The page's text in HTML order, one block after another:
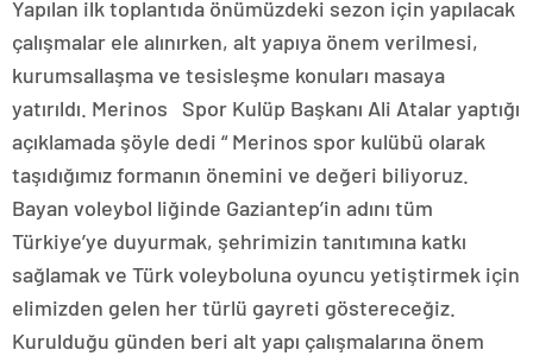
Yapılan ilk toplantıda önümüzdeki sezon için yapılacak
çalışmalar ele alınırken, alt yapıya önem verilmesi,
kurumsallaşma ve tesisleşme konuları masaya
yatırıldı. Merinos Spor Kulüp Başkanı Ali Atalar yaptığı
açıklamada şöyle dedi “ Merinos spor kulübü olarak
taşıdığımız formanın önemini ve değeri biliyoruz.
Bayan voleybol liğinde Gaziantep’in adını tüm
Türkiye’ye duyurmak, şehrimizin tanıtımına katkı
sağlamak ve Türk voleyboluna oyuncu yetiştirmek için
elimizden gelen her türlü gayreti göstereceğiz.
Kurulduğu günden beri alt yapı çalışmalarına önem